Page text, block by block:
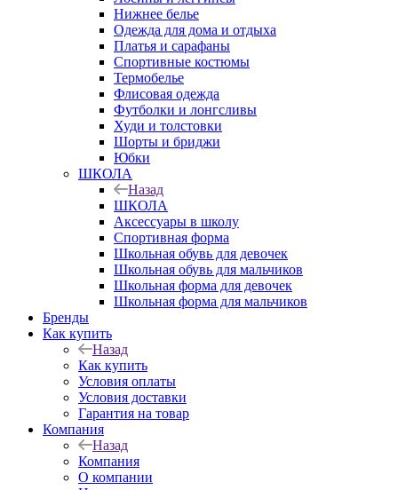
Нижнее белье
Одежда для дома и отдыха
Платья и сарафаны
Спортивные костюмы
Термобелье
Флисовая одежда
Футболки и лонгсливы
Худи и толстовки
Шорты и бриджи
Юбки
ШКОЛА
Назад
ШКОЛА
Аксессуары в школу
Спортивная форма
Школьная обувь для девочек
Школьная обувь для мальчиков
Школьная форма для девочек
Школьная форма для мальчиков
Бренды
Как купить
Назад
Как купить
Условия оплаты
Условия доставки
Гарантия на товар
Компания
Назад
Компания
О компании